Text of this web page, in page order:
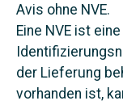
Avis ohne NVE.
Eine NVE ist
der Lieferung
vorhanden ist,